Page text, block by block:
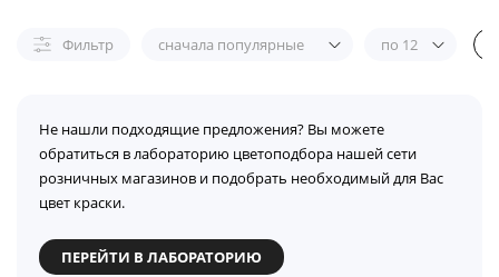
Фильтр сначала популярные по 12
Не нашли подходящие предложения? Вы можете
обратиться в лабораторию цветоподбора нашей сети
розничных магазинов и подобрать необходимый для Вас
цвет краски.
ПЕРЕЙТИ В ЛАБОРАТОРИЮ